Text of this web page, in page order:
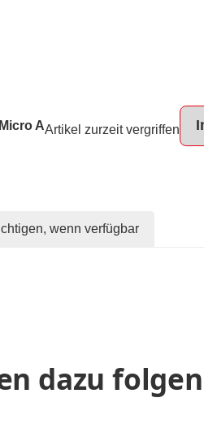
AArtikel zurzeit vergriffen
wenn verfügbar
dazu